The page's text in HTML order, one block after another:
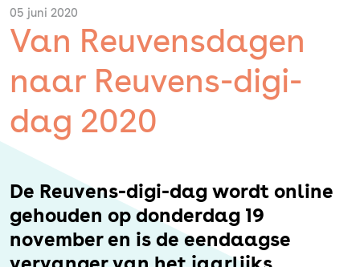
Contact
SAM Limburg
Actueel
Overheid
Erfgoed
05 juni 2020
Van Reuvensdagen
naar Reuvens-digi-
dag 2020
De Reuvens-digi-dag wordt online
gehouden op donderdag 19
november en is de eendaagse